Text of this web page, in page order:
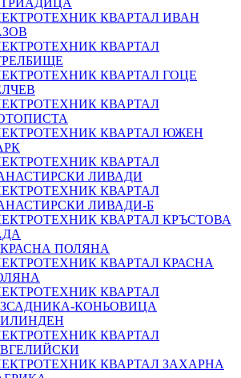
КВАРТАЛ ИВАН
КВАРТАЛ
КВАРТАЛ ГОЦЕ
КВАРТАЛ
КВАРТАЛ ЮЖЕН
КВАРТАЛ
ЛИВАДИ
КВАРТАЛ
ЛИВАДИ-Б
КВАРТАЛ КРЪСТОВА
ПОЛЯНА
КВАРТАЛ КРАСНА
КВАРТАЛ
КОНЬОВИЦА
КВАРТАЛ
КВАРТАЛ ЗАХАРНА